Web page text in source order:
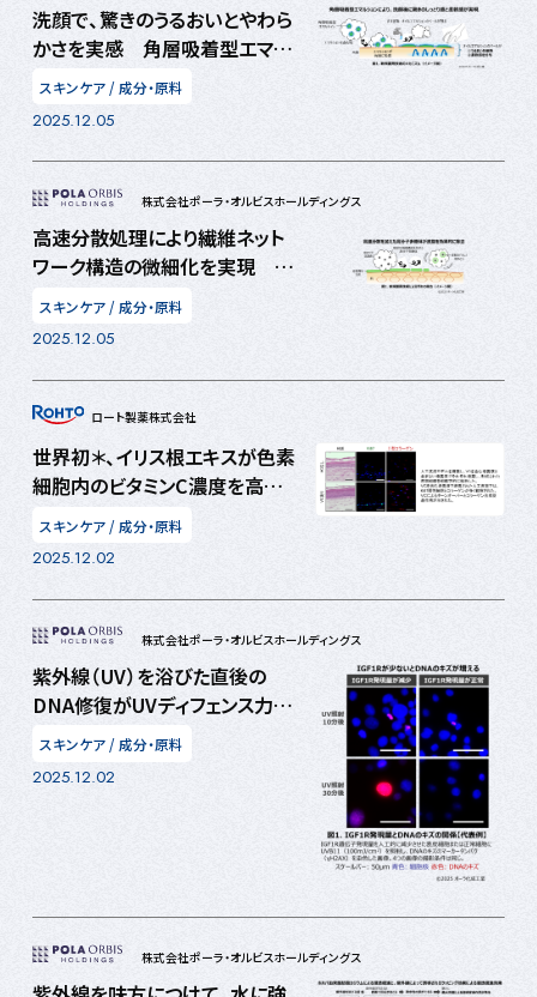
洗顔で、驚きのうるおいとやわら
かさを実感 角層吸着型エマル
ションを搭載した新スキンケア
洗顔料を開発
スキンケア / 成分・原料
2025.12.05
株式会社ポーラ・オルビスホールディングス
高速分散処理により繊維ネット
ワーク構造の微細化を実現 天
然高分子多糖体でやさしく洗い
上げる新規洗顔料技術を開発
スキンケア / 成分・原料
2025.12.05
ロート製薬株式会社
世界初＊、イリス根エキスが色素
細胞内のビタミンC濃度を高め
ることを確認 ビタミンC研究は
新たなステージへ
スキンケア / 成分・原料
2025.12.02
株式会社ポーラ・オルビスホールディングス
紫外線（UV）を浴びた直後の
DNA修復がUVディフェンス力を
決める ―光老化への影響が
知られるDNAのキズ、早期修復
に着目―
スキンケア / 成分・原料
2025.12.02
株式会社ポーラ・オルビスホールディングス